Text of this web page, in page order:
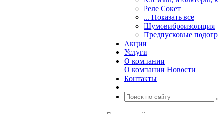
Реле Сокет
... Показать все
Шумовиброизоляция
Предпусковые
Акции
Услуги
О компании
О компании Новости
Контакты